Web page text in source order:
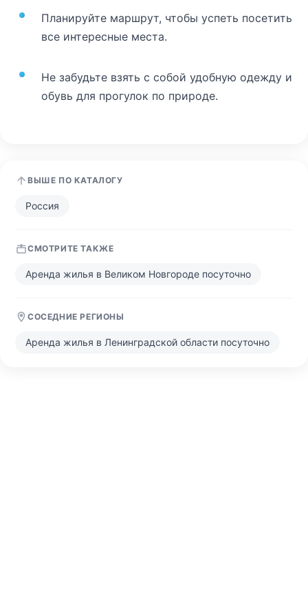
Планируйте маршрут, чтобы успеть посетить
все интересные места.
Не забудьте взять с собой удобную одежду и
обувь для прогулок по природе.
ВЫШЕ ПО КАТАЛОГУ
Россия
СМОТРИТЕ ТАКЖЕ
Аренда жилья в Великом Новгороде посуточно
СОСЕДНИЕ РЕГИОНЫ
Аренда жилья в Ленинградской области посуточно